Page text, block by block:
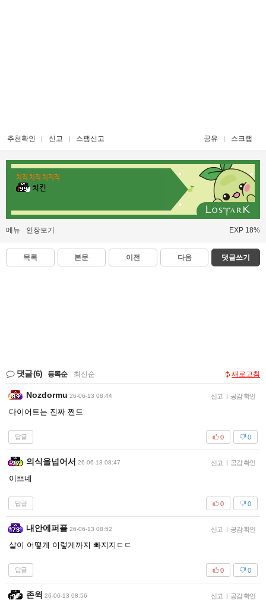
추천확인 신고 스팸신고 공유 스크랩
치직 치직 치지직
치킨
메뉴 인장보기 EXP 18%
목록 본문 이전 다음 댓글쓰기
댓글(6) 등록순 최신순 새로고침
Nozdormu 26-06-13 08:44 신고 | 공감 확인
다이어트는 진짜 쩐드
답글 0
0
의식을넘어서 26-06-13 08:47 신고 | 공감 확인
이쁘네
답글 0
0
내안에퍼플 26-06-13 08:52 신고 | 공감 확인
살이 어떻게 이렇게까지 빠지지ㄷㄷ
답글 0
0
존윅 26-06-13 08:56 신고 | 공감 확인